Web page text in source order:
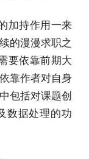
加持作用一来
的漫漫求职之
要依靠前期大
靠作者对自身
包括对课题创
数据处理的功